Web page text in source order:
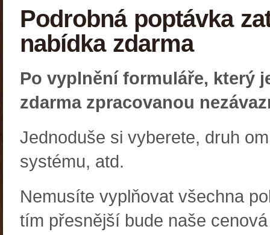
Podrobná poptávka
nabídka zdarma
Po vyplnění formuláře, který
zdarma zpracovanou
Jednoduše si vyberete, druh
systému, atd.
Nemusíte vyplňovat všechna
tím přesnější bude naše